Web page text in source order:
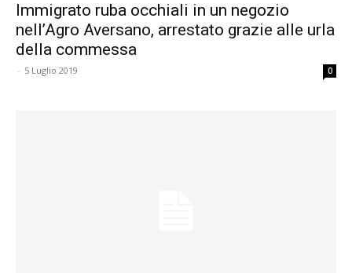
Immigrato ruba occhiali in un negozio
nell’Agro Aversano, arrestato grazie alle urla
della commessa
- 5 Luglio 2019 0